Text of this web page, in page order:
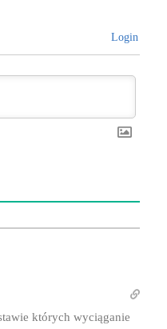
Login
których wyciąganie